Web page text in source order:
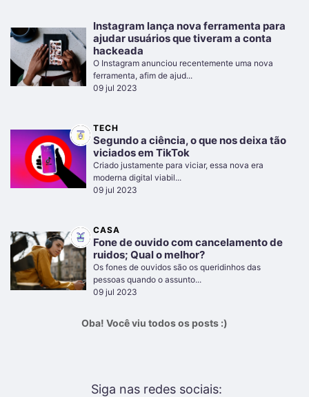
Instagram lança nova ferramenta para
ajudar usuários que tiveram a conta
hackeada
O Instagram anunciou recentemente uma nova
ferramenta, afim de ajud...
09 jul 2023
TECH
Segundo a ciência, o que nos deixa tão
viciados em TikTok
Criado justamente para viciar, essa nova era
moderna digital viabil...
09 jul 2023
CASA
Fone de ouvido com cancelamento de
ruidos; Qual o melhor?
Os fones de ouvidos são os queridinhos das
pessoas quando o assunto...
09 jul 2023
Oba! Você viu todos os posts :)
Siga nas redes sociais: